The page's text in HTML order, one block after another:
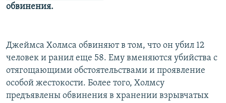
обвинения.
Джеймса Холмса обвиняют в том, что он убил 12
человек и ранил еще 58. Ему вменяются убийства с
отягощающими обстоятельствами и проявление
особой жестокости. Более того, Холмсу
предъявлены обвинения в хранении взрывчатых